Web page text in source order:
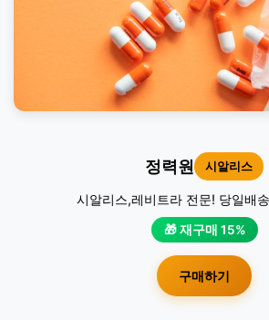
정력원 시알리스
시알리스,레비트라 전문! 당일배
🎁 재구매 15%
구매하기